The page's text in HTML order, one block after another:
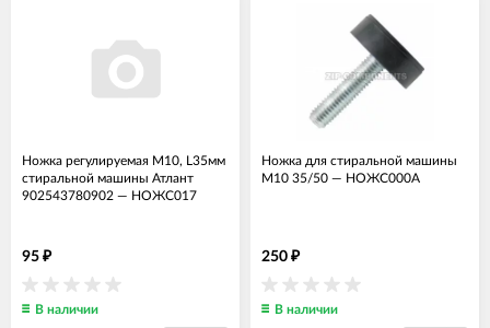
Ножка регулируемая М10, L35мм
стиральной машины Атлант
902543780902 — НОЖС017
95 ₽
В наличии
Ножка для стиральной машины
M10 35/50 — НОЖС000А
250 ₽
В наличии